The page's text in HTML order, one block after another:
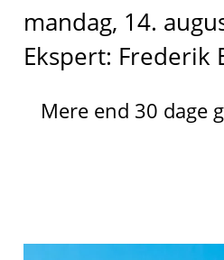
mandag, 14.
Ekspert: Frederik
Mere end 30 dage